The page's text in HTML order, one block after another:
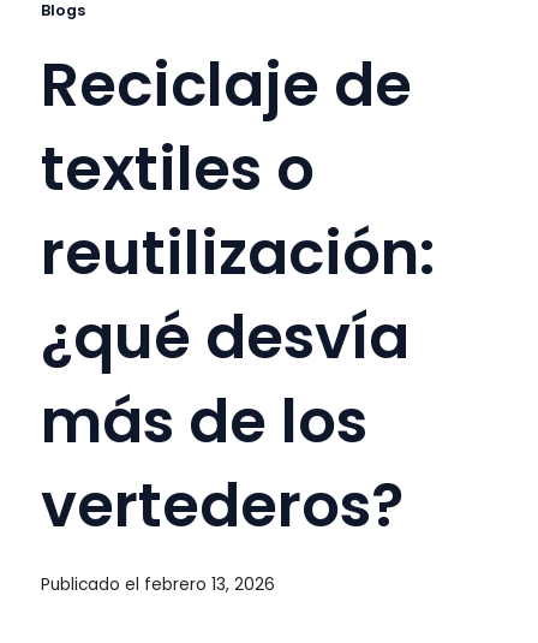
Blogs
Reciclaje de
textiles o
reutilización:
¿qué desvía
más de los
vertederos?
Publicado el febrero 13, 2026